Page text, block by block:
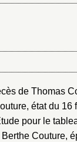
de Thomas
état du 16
pour le
Berthe Couture,